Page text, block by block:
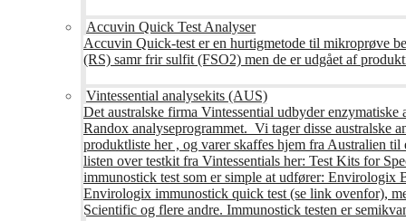
Accuvin Quick Test Analyser
Accuvin Quick-test er en hurtigmetode til mikroprøve
(RS) samr frir sulfit (FSO2) men de er udgået af
Vintessential analysekits (AUS)
Det australske firma Vintessential udbyder
Randox analyseprogrammet. Vi tager disse australske
produktliste her , og varer skaffes hjem fra Australien
listen over testkit fra Vintessentials her: Test Kits for
immunostick test som er simple at udfører: Envirologix
Envirologix immunostick quick test (se link ovenfor),
Scientific og flere andre. Immunostick testen er